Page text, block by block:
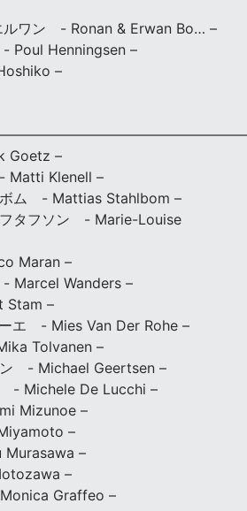
ルワン - Ronan & Erwan Bo… –
Poul Henningsen –
–
Goetz –
Matti Klenell –
ボム - Mattias Stahlbom –
フタフソン - Marie-Louise
Maran –
Marcel Wanders –
Stam –
エ - Mies Van Der Rohe –
Tolvanen –
ン - Michael Geertsen –
- Michele De Lucchi –
Mizunoe –
–
–
–
Graffeo –